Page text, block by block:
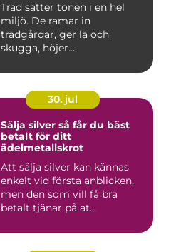
Träd sätter tonen i en hel
miljö. De ramar in
trädgårdar, ger lä och
skugga, höjer
30. jul
Sälja silver så får du bäst
betalt för ditt
ädelmetallskrot
Att sälja silver kan kännas
enkelt vid första anblicken,
men den som vill få bra
betalt tjänar på at...